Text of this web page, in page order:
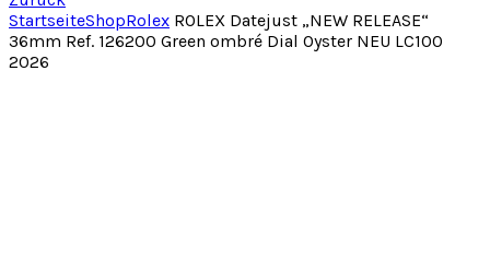
StartseiteShopRolex ROLEX Datejust „NEW RELEASE“
36mm Ref. 126200 Green ombré Dial Oyster NEU LC100
2026